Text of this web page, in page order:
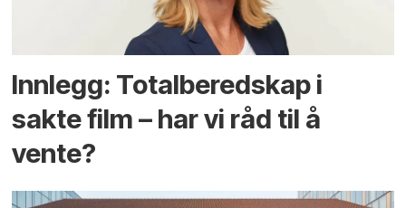
Innlegg: Totalberedskap i
sakte film – har vi råd til å
vente?